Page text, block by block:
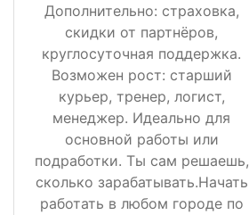
Дополнительно: страховка,
скидки от партнёров,
круглосуточная поддержка.
Возможен рост: старший
курьер, тренер, логист,
менеджер. Идеально для
основной работы или
подработки. Ты сам решаешь,
сколько зарабатывать.Начать
работать в любом городе по